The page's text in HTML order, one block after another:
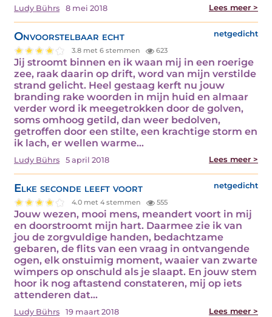
Ludy Bührs 8 mei 2018 Lees meer >
Onvoorstelbaar echt netgedicht
3.8 met 6 stemmen 623
Jij stroomt binnen en ik waan mij in een roerige
zee, raak daarin op drift, word van mijn verstilde
strand gelicht. Heel gestaag kerft nu jouw
branding rake woorden in mijn huid en almaar
verder word ik meegetrokken door de golven,
soms omhoog getild, dan weer bedolven,
getroffen door een stilte, een krachtige storm en
ik lach, er wellen warme…
Ludy Bührs 5 april 2018 Lees meer >
Elke seconde leeft voort netgedicht
4.0 met 4 stemmen 555
Jouw wezen, mooi mens, meandert voort in mij
en doorstroomt mijn hart. Daarmee zie ik van
jou de zorgvuldige handen, bedachtzame
gebaren, de flits van een vraag in ontvangende
ogen, elk onstuimig moment, waaier van zwarte
wimpers op onschuld als je slaapt. En jouw stem
hoor ik nog aftastend constateren, mij op iets
attenderen dat…
Ludy Bührs 19 maart 2018 Lees meer >